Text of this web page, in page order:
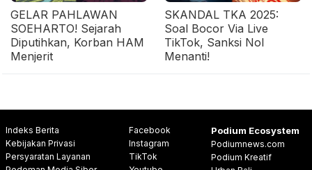
GELAR PAHLAWAN
SOEHARTO! Sejarah
Diputihkan, Korban HAM
Menjerit
SKANDAL TKA 2025:
Soal Bocor Via Live
TikTok, Sanksi Nol
Menanti!
Indeks Berita
Kebijakan Privasi
Persyaratan Layanan
Facebook
Instagram
TikTok
Podium Ecosystem
Podiumnews.com
Podium Kreatif